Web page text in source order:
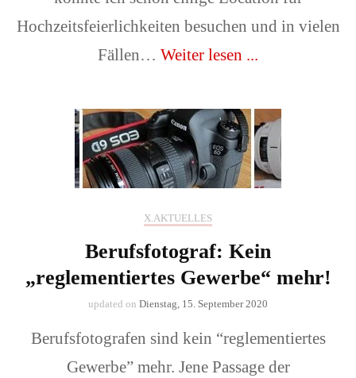
Hochzeitsfeierlichkeiten besuchen und in vielen
Fällen… Weiter lesen ...
X.AKTUELLES
Berufsfotograf: Kein
„reglementiertes Gewerbe“ mehr!
updated on Dienstag, 15. September 2020
Berufsfotografen sind kein “reglementiertes
Gewerbe” mehr. Jene Passage der